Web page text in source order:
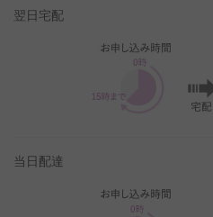
翌日宅配
当日配達